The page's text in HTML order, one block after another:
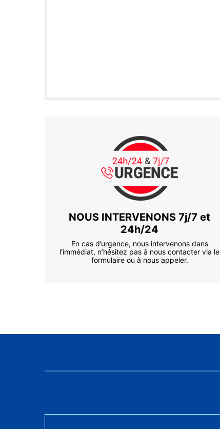
NOUS INTERVENONS 7j/7 et
24h/24
En cas d’urgence, nous intervenons dans
l’immédiat, n’hésitez pas à nous contacter via le
formulaire ou à nous appeler.